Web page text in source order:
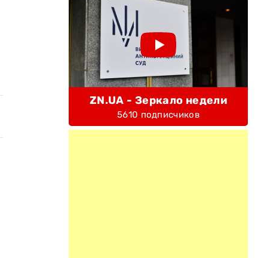
ZN.UA - Зеркало недели
5610 подписчиков